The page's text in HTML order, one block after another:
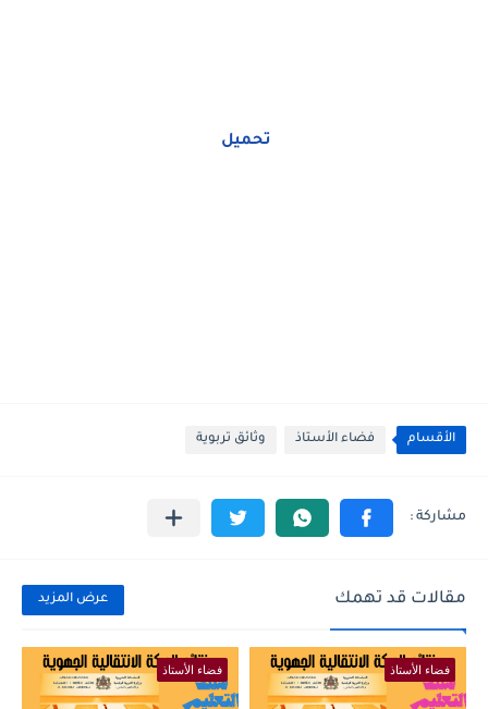
تحميل
الأقسام فضاء الأستاذ وثائق تربوية
مقالات قد تهمك عرض المزيد
فضاء الأستاذ فضاء الأستاذ